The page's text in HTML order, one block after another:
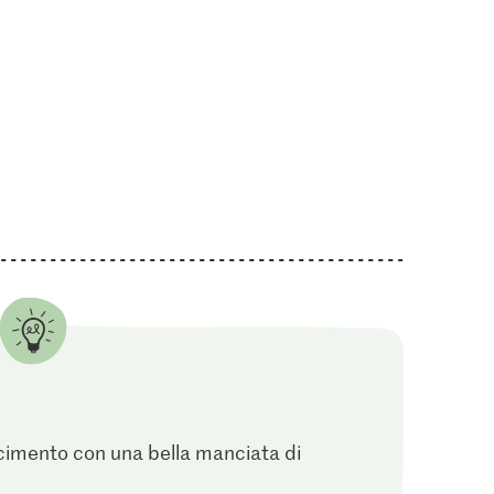
con una bella manciata di